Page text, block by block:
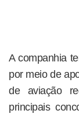
A companhia
por meio de
de aviação
principais